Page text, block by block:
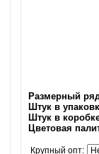
Размерный
Штук в
Штук в
Цветовая
Крупный опт: